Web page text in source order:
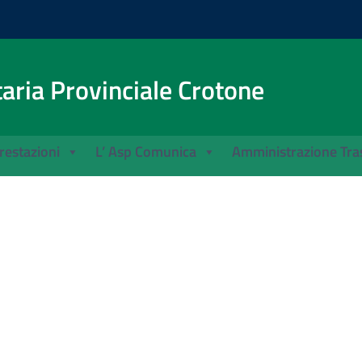
Provinciale Crotone
L’ Asp Comunica Amministrazione